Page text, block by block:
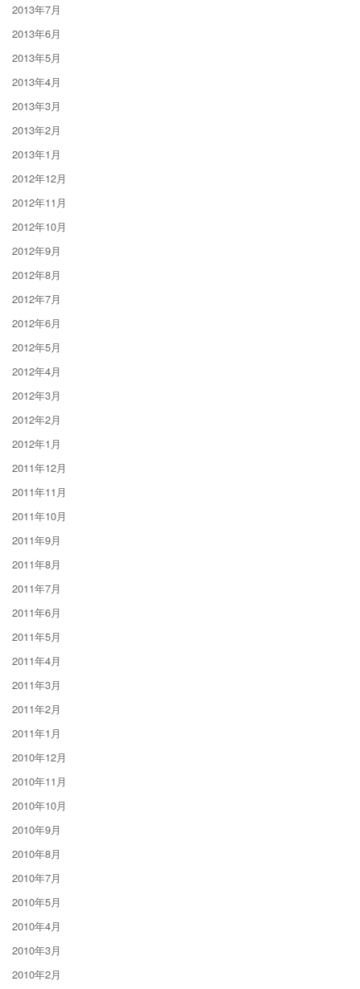
2013年7月
2013年6月
2013年5月
2013年4月
2013年3月
2013年2月
2013年1月
2012年12月
2012年11月
2012年10月
2012年9月
2012年8月
2012年7月
2012年6月
2012年5月
2012年4月
2012年3月
2012年2月
2012年1月
2011年12月
2011年11月
2011年10月
2011年9月
2011年8月
2011年7月
2011年6月
2011年5月
2011年4月
2011年3月
2011年2月
2011年1月
2010年12月
2010年11月
2010年10月
2010年9月
2010年8月
2010年7月
2010年5月
2010年4月
2010年3月
2010年2月